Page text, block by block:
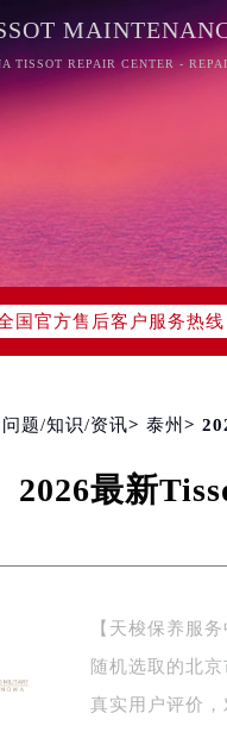
TISSOT REPAIR CENTER -
国区售后服务网络优化
国官方售后客户服务热
服务热线400-801-5061
后服务中心最新网点地
安街1号东方广场写字
路3号港汇中心写字楼2
海东路29号苏宁广场IFC
路29号星耀天地写字楼
大道5号盐城金融城写字
问题/知识/资讯> 泰州 >
2026最新
【天梭保养服
随机选取的北
真实用户评价